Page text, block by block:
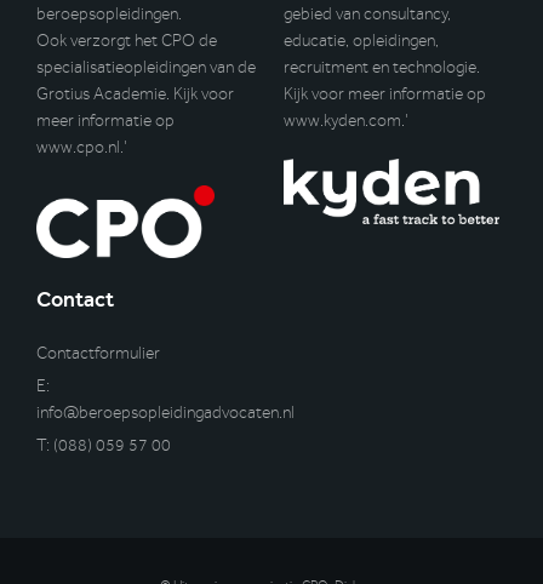
beroepsopleidingen.
Ook verzorgt het CPO de
specialisatieopleidingen van de
Grotius Academie. Kijk voor
meer informatie op
www.cpo.nl.’
gebied van consultancy,
educatie, opleidingen,
recruitment en technologie.
Kijk voor meer informatie op
www.kyden.com.’
Contact
Contactformulier
E:
info@beroepsopleidingadvocaten.nl
T: (088) 059 57 00